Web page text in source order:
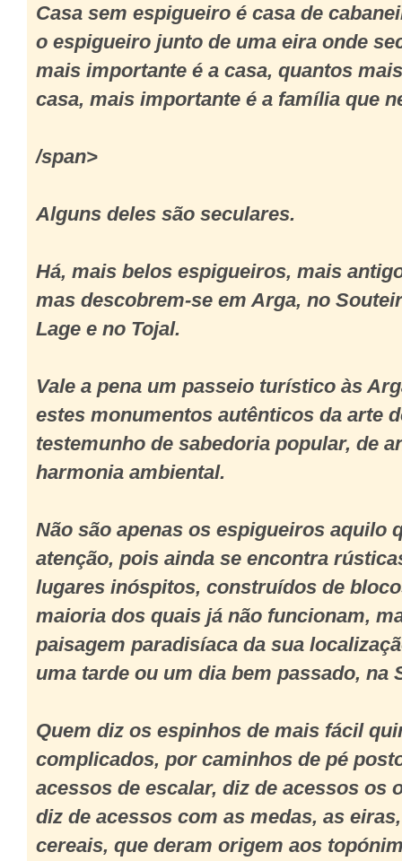
Casa sem espigueiro é casa de
o espigueiro junto de uma eira onde
mais importante é a casa, quantos
casa, mais importante é a família que
/span>
Alguns deles são seculares.
Há, mais belos espigueiros, mais
mas descobrem-se em Arga, no
Lage e no Tojal.
Vale a pena um passeio turístico às
estes monumentos autênticos da arte
testemunho de sabedoria popular, de
harmonia ambiental.
Não são apenas os espigueiros aquilo
atenção, pois ainda se encontra
lugares inóspitos, construídos de
maioria dos quais já não funcionam,
paisagem paradisíaca da sua
uma tarde ou um dia bem passado, na
Quem diz os espinhos de mais fácil
complicados, por caminhos de pé
acessos de escalar, diz de acessos os
diz de acessos com as medas, as
cereais, que deram origem aos